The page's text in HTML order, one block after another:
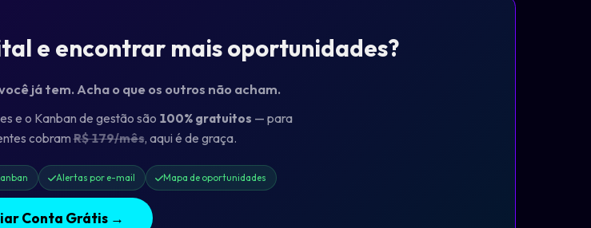
e encontrar mais oportunidades?
já tem. Acha o que os outros não acham.
e o Kanban de gestão são 100% gratuitos — para
cobramR$ 179/mês, aqui é de graça.
Alertas por e-mail Mapa de oportunidades
Conta Grátis →